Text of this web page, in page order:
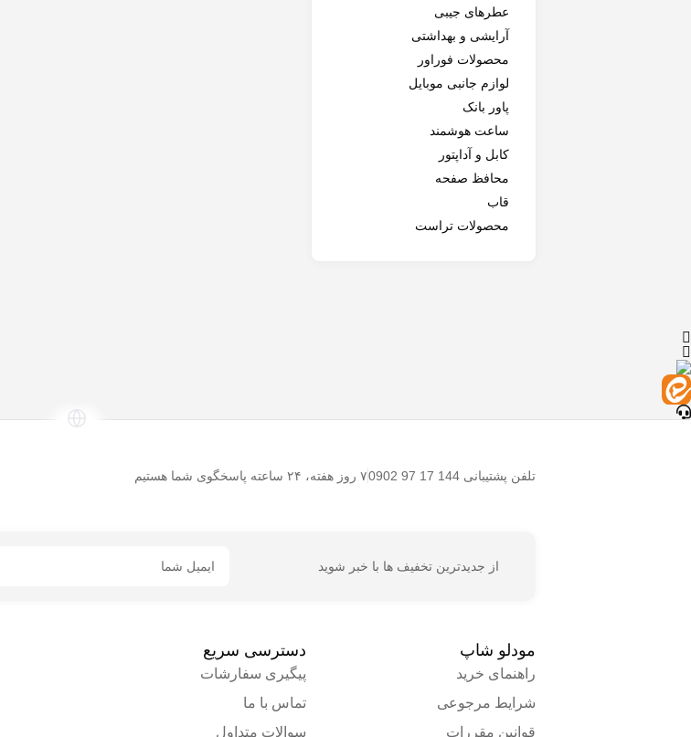
عطرهای جیبی
آرایشی و بهداشتی
محصولات فوراور
لوازم جانبی موبایل
پاور بانک
ساعت هوشمند
کابل و آداپتور
محافظ صفحه
قاب
محصولات تراست
تلفن پشتیبانی
از جدیدترین تخفیف ها با خبر شوید
راهنمای خرید
شرایط مرجوعی
قوانین مقررات
پیگیری سفارشات
تماس با ما
سوالات متداول